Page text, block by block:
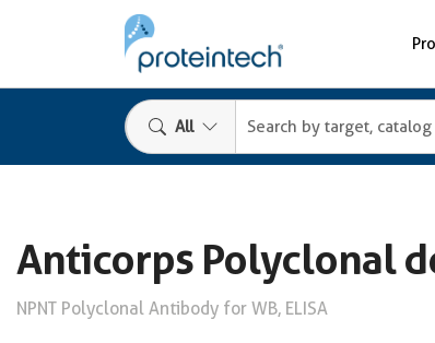
All
Anticorps Polyclonal
NPNT Polyclonal Antibody for WB, ELISA